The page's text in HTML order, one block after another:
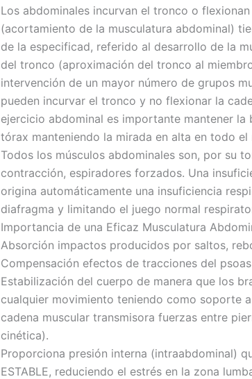
Los abdominales incurvan el tronco o
(acortamiento de la musculatura abdominal)
de la especificad, referido al desarrollo de la
del tronco (aproximación del tronco al
intervención de un mayor número de grupos
pueden incurvar el tronco y no flexionar la
ejercicio abdominal es importante mantener
tórax manteniendo la mirada en alta en todo
Todos los músculos abdominales son, por su
contracción, espiradores forzados. Una
origina automáticamente una insuficiencia
diafragma y limitando el juego normal
Importancia de una Eficaz Musculatura
Absorción impactos producidos por saltos,
Compensación efectos de tracciones del
Estabilización del cuerpo de manera que los
cualquier movimiento teniendo como soporte
cadena muscular transmisora fuerzas entre
cinética).
Proporciona presión interna (intraabdominal)
ESTABLE, reduciendo el estrés en la zona